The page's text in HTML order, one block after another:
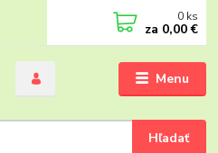
Menu
Hľadať
0 ks
za 0,00 €